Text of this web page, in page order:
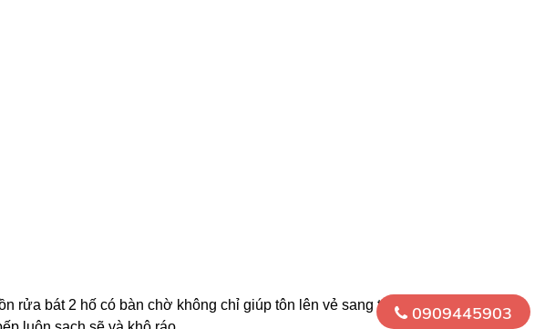
rửa bát 2 hố có bàn chờ không chỉ giúp tôn lên vẻ sang trọng, hiện đại
0909445903